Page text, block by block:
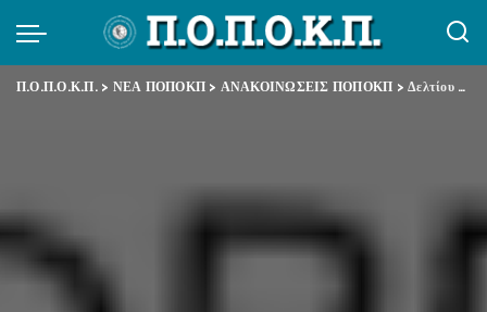
Π.Ο.Π.Ο.Κ.Π.> ΝΕΑ ΠΟΠΟΚΠ > ΑΝΑΚΟΙΝΩΣΕΙΣ ΠΟΠΟΚΠ >Δελτίου Τύπου